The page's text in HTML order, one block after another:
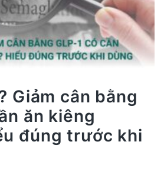
Giảm cân bằng
ăn kiêng
đúng trước khi